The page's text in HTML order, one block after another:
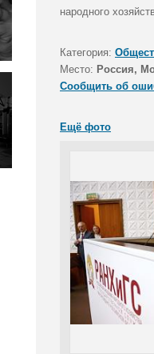
народного
Категория:
Место: Россия,
Сообщить об
Ещё фото